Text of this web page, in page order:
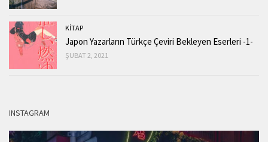
KİTAP
Japon Yazarların Türkçe Çeviri Bekleyen Eserleri -1-
ŞUBAT 2, 2021
INSTAGRAM